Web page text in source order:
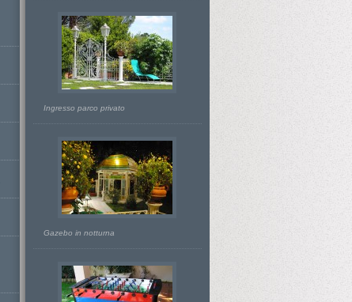
Ingresso parco privato
Gazebo in notturna